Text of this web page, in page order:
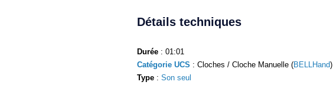
Détails techniques
Durée : 01:01
Catégorie UCS : Cloches / Cloche Manuelle (BELLHand)
Type : Son seul